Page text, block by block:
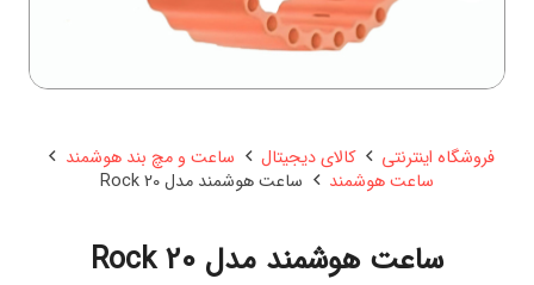
فروشگاه اینترنتی کالای دیجیتال
ساعت و مچ بند هوشمند
ساعت هوشمند
ساعت هوشمند مدل Rock 20
ساعت هوشمند مدل Rock 20